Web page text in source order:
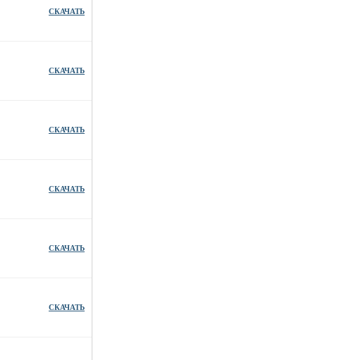
СКАЧАТЬ
СКАЧАТЬ
СКАЧАТЬ
СКАЧАТЬ
СКАЧАТЬ
СКАЧАТЬ